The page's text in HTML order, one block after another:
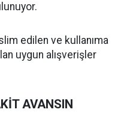
edilen ve kullanıma
uygun alışverişler
AVANSIN